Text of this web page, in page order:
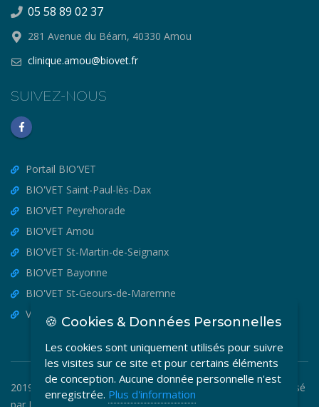
05 58 89 02 37
281 Avenue du Béarn, 40330 Amou
clinique.amou@biovet.fr
SUIVEZ-NOUS
Portail BIO'VET
BIO'VET Saint-Paul-lès-Dax
BIO'VET Peyrehorade
BIO'VET Amou
BIO'VET St-Martin-de-Seignanx
BIO'VET Bayonne
BIO'VET St-Geours-de-Maremne
VET'OSTEO
2019-2026 © BIO'VET - Copyright Tous Droits Réservés. Réalisé
🍪 Cookies & Données Personnelles
Les cookies sont uniquement utilisés pour suivre
les visites sur ce site et pour certains éléments
de conception. Aucune donnée personnelle n'est
enregistrée. Plus d'information